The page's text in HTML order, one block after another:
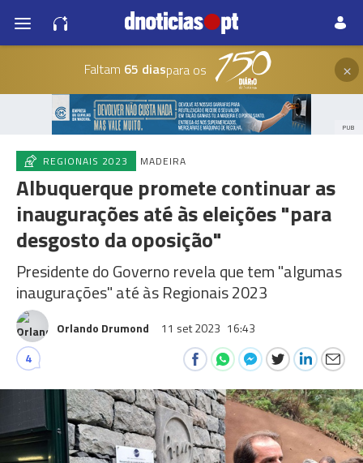
Faltam 65 diaspara os ×
PUB
REGIONAIS 2023 MADEIRA
Albuquerque promete continuar as
inaugurações até às eleições "para
desgosto da oposição"
Presidente do Governo revela que tem "algumas
inaugurações" até às Regionais 2023
Orlando Drumond 11 set 2023 16:43
4